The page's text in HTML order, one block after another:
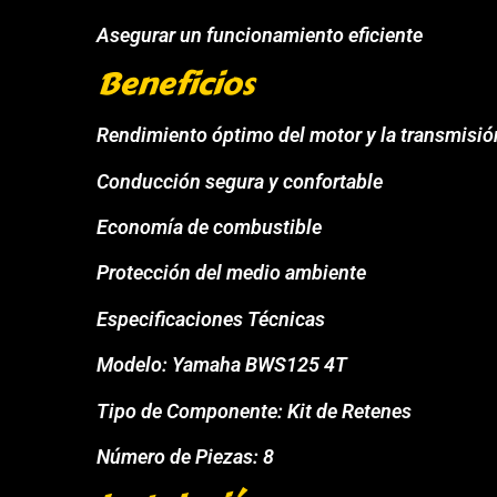
Asegurar un funcionamiento eficiente
Beneficios
Rendimiento óptimo del motor y la
Conducción segura y confortable
Economía de combustible
Protección del medio ambiente
Especificaciones Técnicas
Modelo: Yamaha BWS125 4T
Tipo de Componente: Kit de Retenes
Número de Piezas: 8